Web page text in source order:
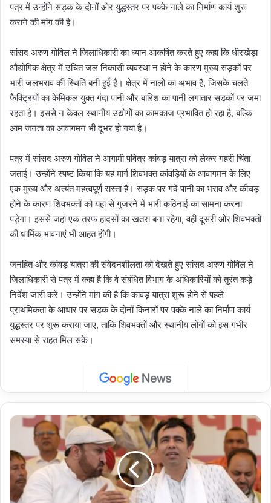
पत्र में उन्होंने सड़क के दोनों ओर युद्धस्तर पर पक्के नाले का निर्माण कार्य शुरू
कराने की मांग की है।
सांसद अरुण गोविल ने जिलाधिकारी का ध्यान आकर्षित करते हुए कहा कि धीरखेड़ा
औद्योगिक क्षेत्र में उचित जल निकासी व्यवस्था न होने के कारण मुख्य सड़कों पर
भारी जलभराव की स्थिति बनी हुई है। क्षेत्र में नालों का अभाव है, जिसके चलते
फैक्ट्रियों का केमिकल युक्त गंदा पानी और बारिश का पानी लगातार सड़कों पर जमा
रहता है। इससे न केवल स्थानीय उद्योगों का कामकाज प्रभावित हो रहा है, बल्कि
आम जनता का आवागमन भी दूभर हो गया है।
पत्र में सांसद अरुण गोविल ने आगामी पवित्र कांवड़ यात्रा को लेकर गहरी चिंता
जताई। उन्होंने स्पष्ट किया कि यह मार्ग शिवभक्त कांवड़ियों के आवागमन के लिए
एक मुख्य और अत्यंत महत्वपूर्ण रास्ता है। सड़क पर गंदे पानी का भराव और कीचड़
होने के कारण शिवभक्तों को यहां से गुजरने में भारी कठिनाई का सामना करना
पड़ेगा। इससे जहां एक तरफ हादसों का खतरा बना रहेगा, वहीं दूसरी ओर शिवभक्तों
की धार्मिक भावनाएं भी आहत होंगी।
जनहित और कांवड़ यात्रा की संवेदनशीलता को देखते हुए सांसद अरुण गोविल ने
जिलाधिकारी से पत्र में कहा है कि वे संबंधित विभाग के अधिकारियों को तुरंत कड़े
निर्देश जारी करें। उन्होंने मांग की है कि कांवड़ यात्रा शुरू होने से पहले
प्राथमिकता के आधार पर सड़क के दोनों किनारों पर पक्के नाले का निर्माण कार्य
युद्धस्तर पर शुरू कराया जाए, ताकि शिवभक्तों और स्थानीय लोगों को इस गंभीर
समस्या से राहत मिल सके।
Uttar
Pradesh
रालोद
के
संसदीय